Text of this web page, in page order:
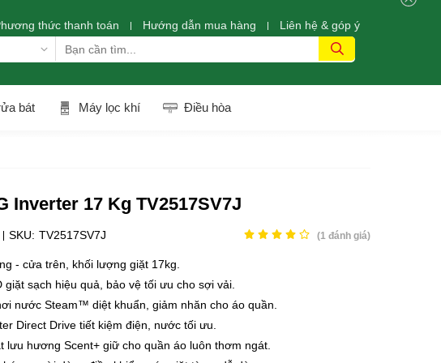
thức thanh toán Hướng dẫn mua hàng Liên hệ & góp ý
bát Máy lọc khí Điều hòa
Inverter 17 Kg TV2517SV7J
SKU: TV2517SV7J (1đánh giá)
- cửa trên, khối lượng giặt 17kg.
giặt sạch hiệu quả, bảo vệ tối ưu cho sợi vải.
nước Steam™ diệt khuẩn, giảm nhăn cho áo quần.
Direct Drive tiết kiệm điện, nước tối ưu.
lưu hương Scent+ giữ cho quần áo luôn thơm ngát.